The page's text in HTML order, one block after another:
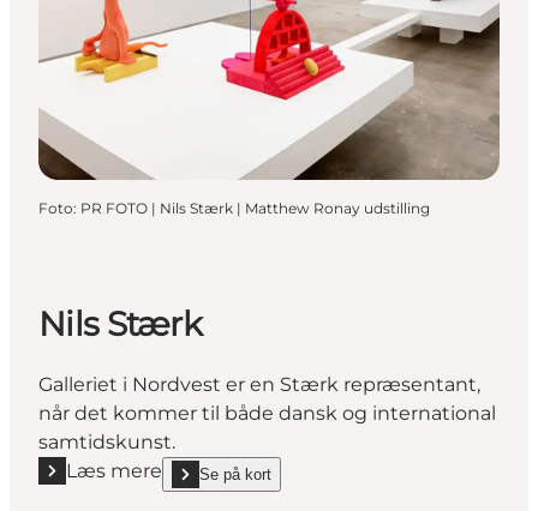
Foto: PR FOTO | Nils Stærk | Matthew Ronay udstilling
Nils Stærk
Galleriet i Nordvest er en Stærk repræsentant,
når det kommer til både dansk og international
samtidskunst.
Læs mere
Læs mere "Nils Stærk"
Se på kort
show Nils Stærk on_map